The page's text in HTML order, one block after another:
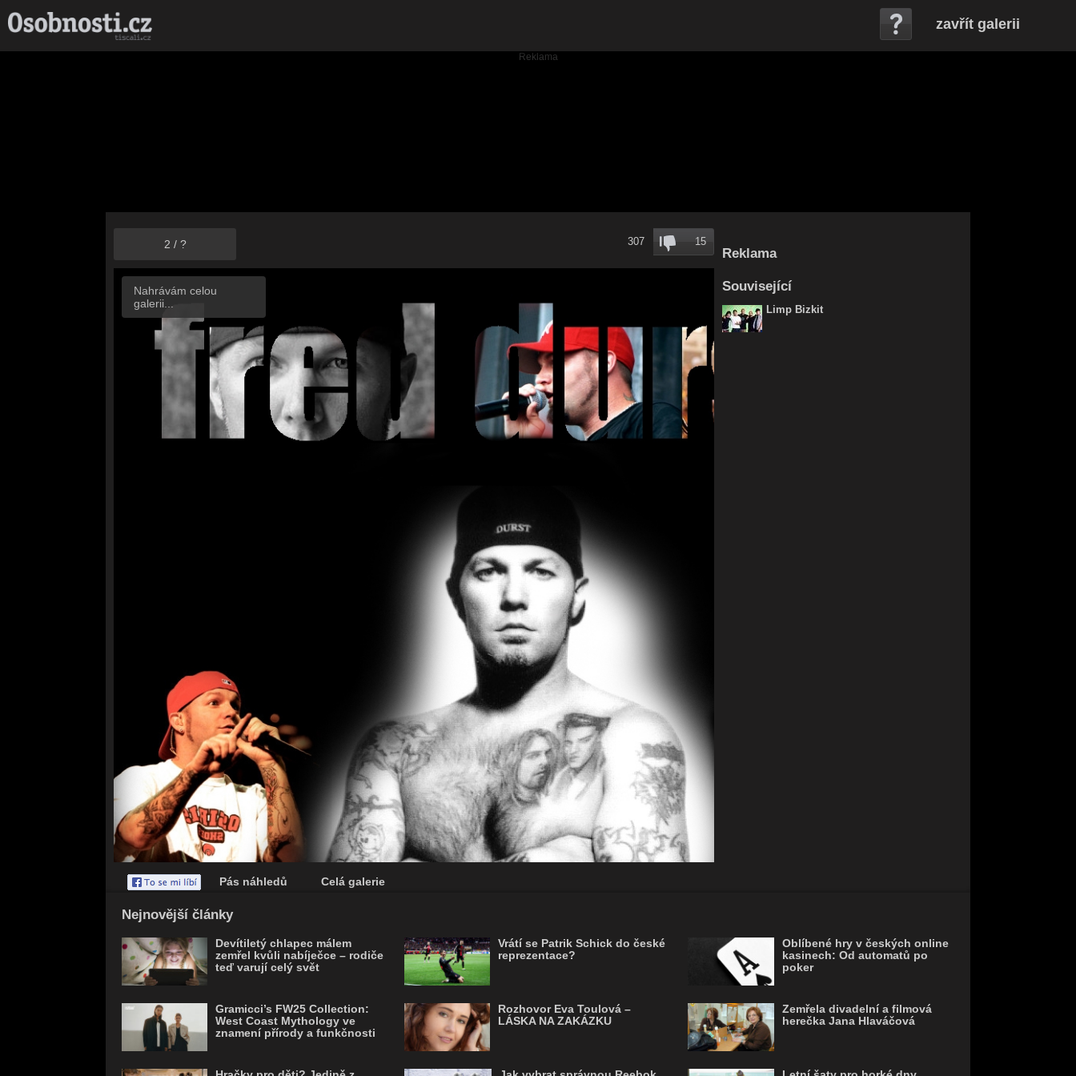
zavřít galerii
Nahrávám celou
galerii...
2 / ? 307 15
Pás náhledů Celá galerie
Reklama
Související
Limp Bizkit
Nejnovější články
Devítiletý chlapec málem
zemřel kvůli nabíječce – rodiče
teď varují celý svět
Gramicci’s FW25 Collection:
West Coast Mythology ve
znamení přírody a funkčnosti
Vrátí se Patrik Schick do české
reprezentace?
Rozhovor Eva Toulová –
LÁSKA NA ZAKÁZKU
Oblíbené hry v českých online
kasinech: Od automatů po
poker
Zemřela divadelní a filmová
herečka Jana Hlaváčová